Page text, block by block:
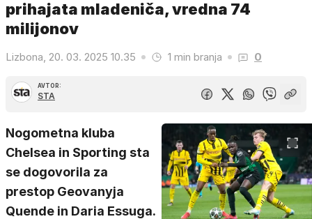
prihajata mladeniča, vredna 74
milijonov
Lizbona, 20. 03. 2025 10.35 1 min branja 0
AVTOR:
STA
Nogometna kluba
Chelsea in Sporting sta
se dogovorila za
prestop Geovanyja
Quende in Daria Essuga.